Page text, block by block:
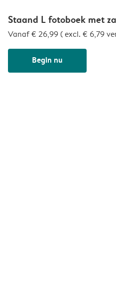
Staand L fotoboek met
Vanaf € 26,99 ( excl. € 6,79
Begin nu